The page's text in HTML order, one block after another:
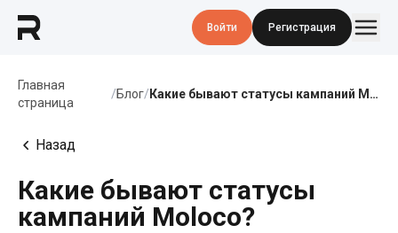
Войти Регистрация
Главная
страница
/Блог/ Какие бывают статусы кампаний Moloco?
Назад
Какие бывают статусы
кампаний Moloco?